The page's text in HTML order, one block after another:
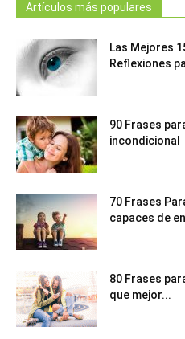
Artículos más populares
Las Mejores
Reflexiones
90 Frases
incondicional
70 Frases
capaces de
80 Frases
que mejor...